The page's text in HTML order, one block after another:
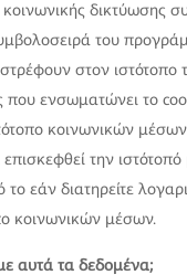
δικτύωσης
του
στον ιστότοπο
που ενσωματώνει το
κοινωνικών
επισκεφθεί την
το εάν διατηρείτε
κοινωνικών μέσων.
αυτά τα δεδομένα;